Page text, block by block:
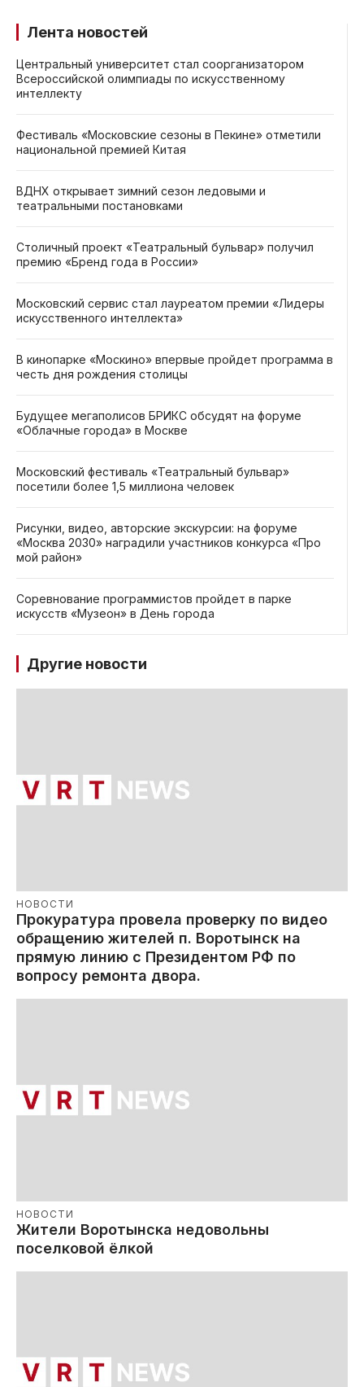
Лента новостей
Центральный университет стал соорганизатором
Всероссийской олимпиады по искусственному
интеллекту
Фестиваль «Московские сезоны в Пекине» отметили
национальной премией Китая
ВДНХ открывает зимний сезон ледовыми и
театральными постановками
Столичный проект «Театральный бульвар» получил
премию «Бренд года в России»
Московский сервис стал лауреатом премии «Лидеры
искусственного интеллекта»
В кинопарке «Москино» впервые пройдет программа в
честь дня рождения столицы
Будущее мегаполисов БРИКС обсудят на форуме
«Облачные города» в Москве
Московский фестиваль «Театральный бульвар»
посетили более 1,5 миллиона человек
Рисунки, видео, авторские экскурсии: на форуме
«Москва 2030» наградили участников конкурса «Про
мой район»
Соревнование программистов пройдет в парке
искусств «Музеон» в День города
Другие новости
НОВОСТИ
Прокуратура провела проверку по видео
обращению жителей п. Воротынск на
прямую линию с Президентом РФ по
вопросу ремонта двора.
НОВОСТИ
Жители Воротынска недовольны
поселковой ёлкой